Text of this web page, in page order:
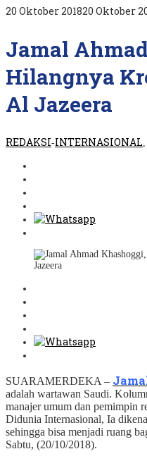
20 Oktober 201820 Oktober
Jamal
Hilangnya
Al Jazeera
REDAKSI-INTERNASIONAL
SUARAMERDEKA –
adalah wartawan Saudi.
manajer umum dan pemimpin
Didunia Internasional, Ia
sehingga bisa menjadi ruang
Sabtu, (20/10/2018).